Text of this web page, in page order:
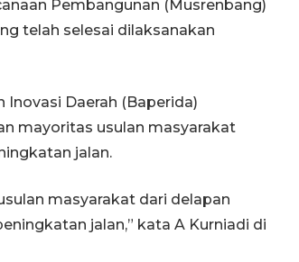
Pembangunan (Musrenbang)
telah selesai dilaksanakan
Inovasi Daerah (Baperida)
mayoritas usulan masyarakat
jalan.
masyarakat dari delapan
jalan,” kata A Kurniadi di